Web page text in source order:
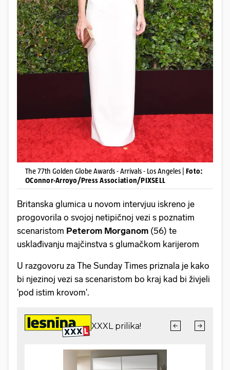
The 77th Golden Globe Awards - Arrivals - Los Angeles | Foto:
OConnor-Arroyo/Press Association/PIXSELL
Britanska glumica u novom intervjuu iskreno je
progovorila o svojoj netipičnoj vezi s poznatim
scenaristom Peterom Morganom (56) te
usklađivanju majčinstva s glumačkom karijerom
U razgovoru za The Sunday Times priznala je kako
bi njezinoj vezi sa scenaristom bo kraj kad bi živjeli
'pod istim krovom'.